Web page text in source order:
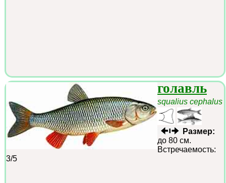
голавль
squalius cephalus
Размер:
до 80 см.
Встречаемость:
3/5